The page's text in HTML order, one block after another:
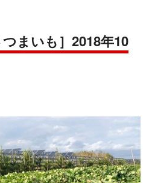
まいも］2018年10